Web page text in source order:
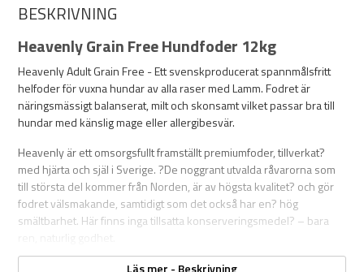
BESKRIVNING
Heavenly Grain Free Hundfoder 12kg
Heavenly Adult Grain Free - Ett svenskproducerat spannmålsfritt
helfoder för vuxna hundar av alla raser med Lamm. Fodret är
näringsmässigt balanserat, milt och skonsamt vilket passar bra till
hundar med känslig mage eller allergibesvär.
Heavenly är ett omsorgsfullt framställt premiumfoder, tillverkat?
med hjärta och själ i Sverige. ?De noggrant utvalda råvarorna som
till största del kommer från Norden, är av högsta kvalitet? och gör
fodret välsmakande, samtidigt som det också har en? hög
smältbarhet. Här finns inga tillsatta konserveringsmedel? – bara
Vi tror på hållbarhet i varje steg av processen - från jord till skål.
Läs mer - Beskrivning